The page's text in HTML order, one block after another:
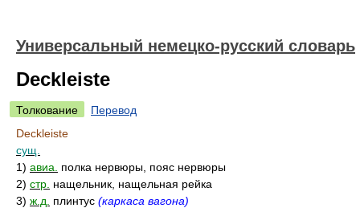
Универсальный немецко-русский словарь
Deckleiste
Толкование
Перевод
Deckleiste
сущ.
1) авиа.
полка нервюры, пояс нервюры
2) стр. нащельник, нащельная рейка
3) ж.д. плинтус (каркаса вагона)